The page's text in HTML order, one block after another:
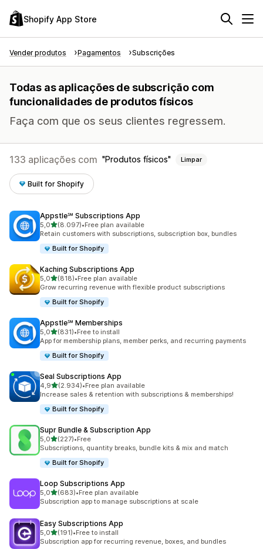
Shopify App Store
Vender produtos Pagamentos Subscrições
Todas as aplicações de subscrição com
funcionalidades de produtos físicos
Faça com que os seus clientes regressem.
133 aplicações com Produtos físicos Limpar
Built for Shopify
Appstle℠ Subscriptions App
5,0de 5 estrelas
(8.097)
8097 total de avaliações
•Free plan available
Retain customers with subscriptions, subscription box, bundles
Built for Shopify
Kaching Subscriptions App
5,0de 5 estrelas
(818)
818 total de avaliações
•Free plan available
Grow recurring revenue with flexible product subscriptions
Built for Shopify
Appstle℠ Memberships
5,0de 5 estrelas
(831)
831 total de avaliações
•Free to install
App for membership plans, member perks, and recurring payments
Built for Shopify
Seal Subscriptions App
4,9de 5 estrelas
(2.934)
2934 total de avaliações
•Free plan available
Increase sales & retention with subscriptions & memberships!
Built for Shopify
Supr Bundle & Subscription App
5,0de 5 estrelas
(227)
227 total de avaliações
•Free
Subscriptions, quantity breaks, bundle kits & mix and match
Built for Shopify
Loop Subscriptions App
5,0de 5 estrelas
(683)
683 total de avaliações
•Free plan available
Subscription app to manage subscriptions at scale
Easy Subscriptions App
5,0de 5 estrelas
(191)
191 total de avaliações
•Free to install
Subscription app for recurring revenue, boxes, and bundles